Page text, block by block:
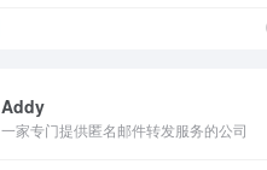
Addy
一家专门提供匿名邮件转发服务的公司